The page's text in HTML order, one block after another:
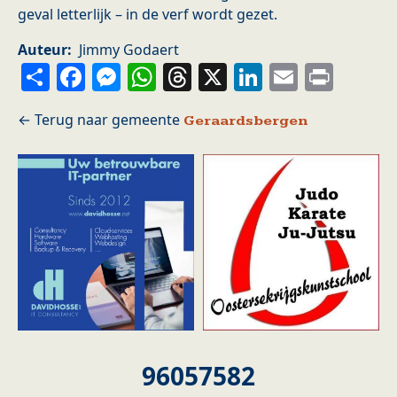
geval letterlijk – in de verf wordt gezet.
Auteur
Jimmy Godaert
ShareFacebook
Messenger
WhatsApp
Threads
X LinkedIn
Email
Geraardsbergen
96057582